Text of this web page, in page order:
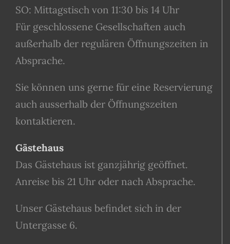
SO: Mittagstisch von 11:30 bis 14 Uhr
Für geschlossene Gesellschaften auch
außerhalb der regulären Öffnungszeiten in
Absprache.
Sie können uns gerne für eine Reservierung
auch ausserhalb der Öffnungszeiten
kontaktieren.
Gästehaus
Das Gästehaus ist ganzjährig geöffnet.
Anreise bis 21 Uhr oder nach Absprache.
Unser Gästehaus befindet sich in der
Untergasse 6.